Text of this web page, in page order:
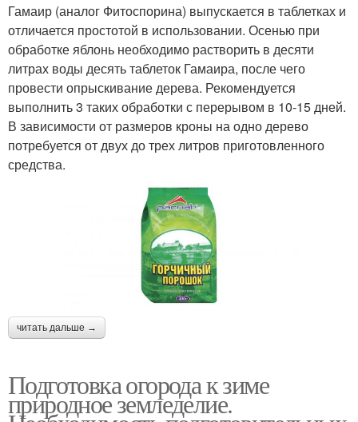
Гамаир (аналог Фитоспорина) выпускается в таблетках и
отличается простотой в использовании. Осенью при
обработке яблонь необходимо растворить в десяти
литрах воды десять таблеток Гамаира, после чего
провести опрыскивание дерева. Рекомендуется
выполнить 3 таких обработки с перерывом в 10-15 дней.
В зависимости от размеров кроны на одно дерево
потребуется от двух до трех литров приготовленного
средства.
читать дальше →
Подготовка огорода к зиме
природное земледелие.